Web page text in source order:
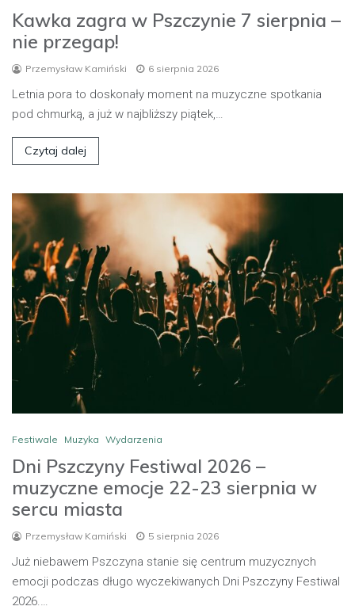
Kawka zagra w Pszczynie 7 sierpnia –
nie przegap!
Przemysław Kamiński 6 sierpnia 2026
Letnia pora to doskonały moment na muzyczne spotkania
pod chmurką, a już w najbliższy piątek,…
Czytaj dalej
Festiwale Muzyka Wydarzenia
Dni Pszczyny Festiwal 2026 –
muzyczne emocje 22-23 sierpnia w
sercu miasta
Przemysław Kamiński 5 sierpnia 2026
Już niebawem Pszczyna stanie się centrum muzycznych
emocji podczas długo wyczekiwanych Dni Pszczyny Festiwal
2026.…